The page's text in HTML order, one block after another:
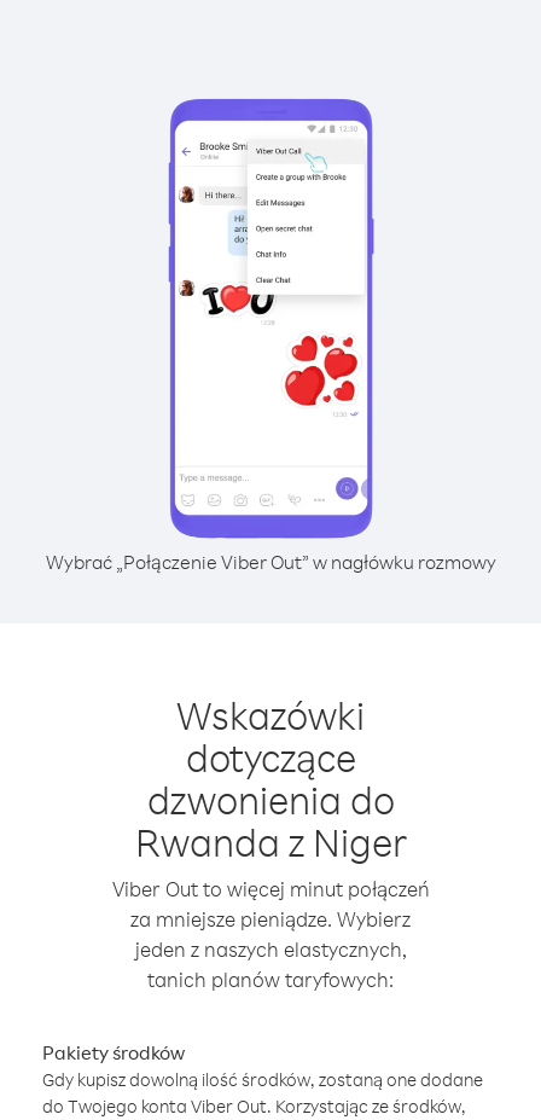
Wybrać „Połączenie Viber Out” w nagłówku rozmowy
Wskazówki
dotyczące
dzwonienia do
Rwanda z Niger
Viber Out to więcej minut połączeń
za mniejsze pieniądze. Wybierz
jeden z naszych elastycznych,
tanich planów taryfowych:
Pakiety środków
Gdy kupisz dowolną ilość środków, zostaną one dodane
do Twojego konta Viber Out. Korzystając ze środków,